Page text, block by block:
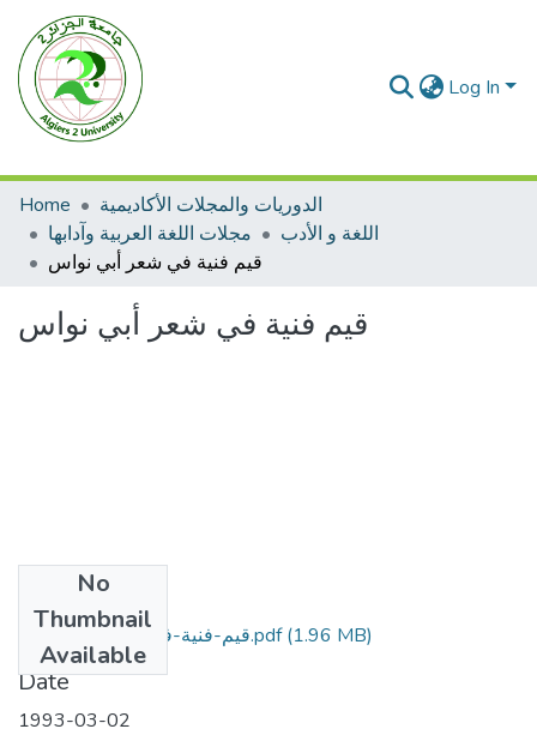
Log In
Home
الدوريات والمجلات الأكاديمية
مجلات اللغة العربية وآدابها
اللغة و الأدب
قيم فنية في شعر أبي نواس
قيم فنية في شعر أبي نواس
No
Thumbnail
Available
قيم-فنية-في-شعر-أبي-نواس.pdf(1.96 MB)
Date
1993-03-02